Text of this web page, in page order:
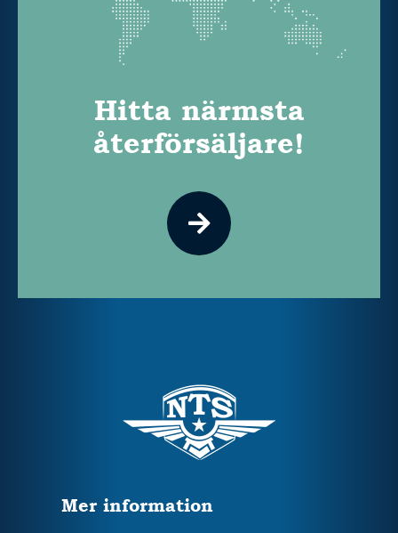
Hitta närmsta
återförsäljare!
Mer information